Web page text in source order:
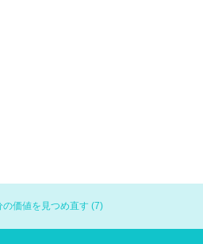
の価値を見つめ直す (7)